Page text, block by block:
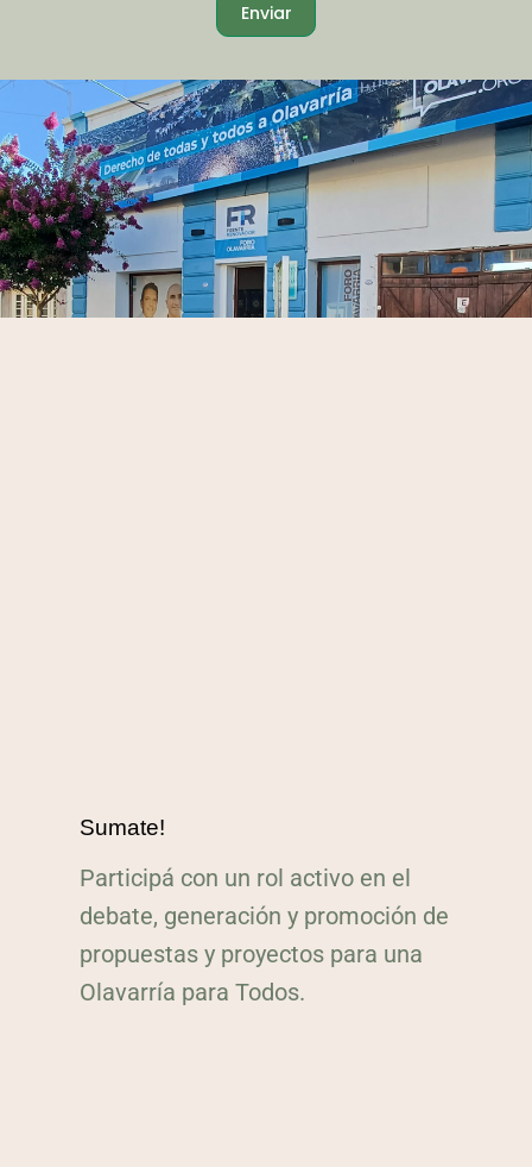
Enviar
Sumate!
Participá con un rol activo en el
debate, generación y promoción de
propuestas y proyectos para una
Olavarría para Todos.